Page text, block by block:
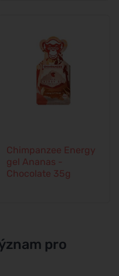
Chimpanzee Energy
gel Ananas -
Chocolate 35g
pro